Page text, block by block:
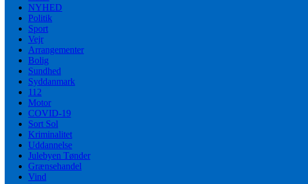
NYHED
Politik
Sport
Vejr
Arrangementer
Bolig
Sundhed
Syddanmark
112
Motor
COVID-19
Sort Sol
Kriminalitet
Uddannelse
Julebyen Tønder
Grænsehandel
Vind